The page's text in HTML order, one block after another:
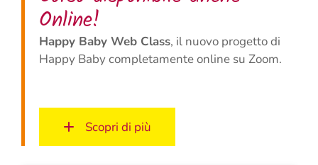
Online!
Happy Baby Web Class, il nuovo progetto di
Happy Baby completamente online su Zoom.
Scopri di più